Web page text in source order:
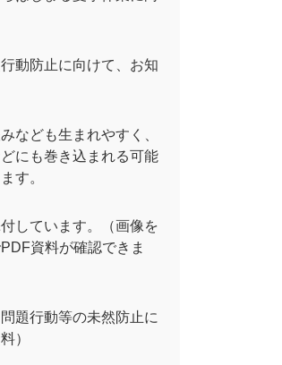
動防止に向けて、お知
なども生まれやすく、
にも巻き込まれる可能
す。
しています。（画像を
資料が確認できま
題行動等の未然防止に
）